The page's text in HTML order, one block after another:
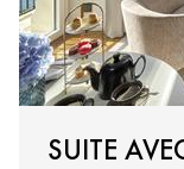
SUITE